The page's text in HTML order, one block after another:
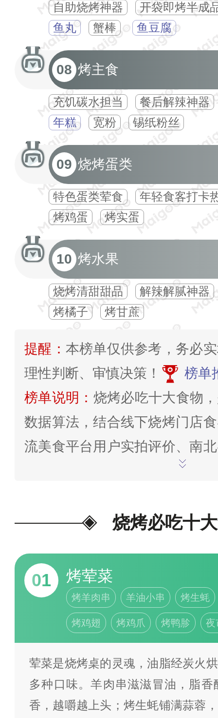
自助烧烤神器
开袋即烤半成
鱼丸
蟹棒 鱼豆腐
08 烤主食
充饥碳水担当
餐后解辣神器
年糕
宽粉 锡纸粉丝
09 烧烤蛋类
特色蛋类荤食
年轻食客打卡
烤鸡蛋
烤实蛋
10 烤水果
烧烤清甜甜品
解辣解腻神器
烤橘子
烤甘蔗
提醒： 本榜单仅供参考，务必
理性判断、审慎决策！
榜单
榜单说明： 烧烤必吃十大食物
数据算法，结合线下烧烤门店
流美食平台用户实拍评价、南
料、各类食材大众点餐热度、
整理而成。榜单仅作美食科普
见解，欢迎大家留言交流探讨。
烧烤必吃十
01 烤荤菜
烤羊肉串 羊油小串 烤生蚝
烤鸡翅 烤鸡爪 烤鸭胗 夜
荤菜是烧烤桌的灵魂，油脂经炭火
多种口味。羊肉串滋滋冒油，脂
香，越嚼越上头；烤生蚝铺满蒜蓉